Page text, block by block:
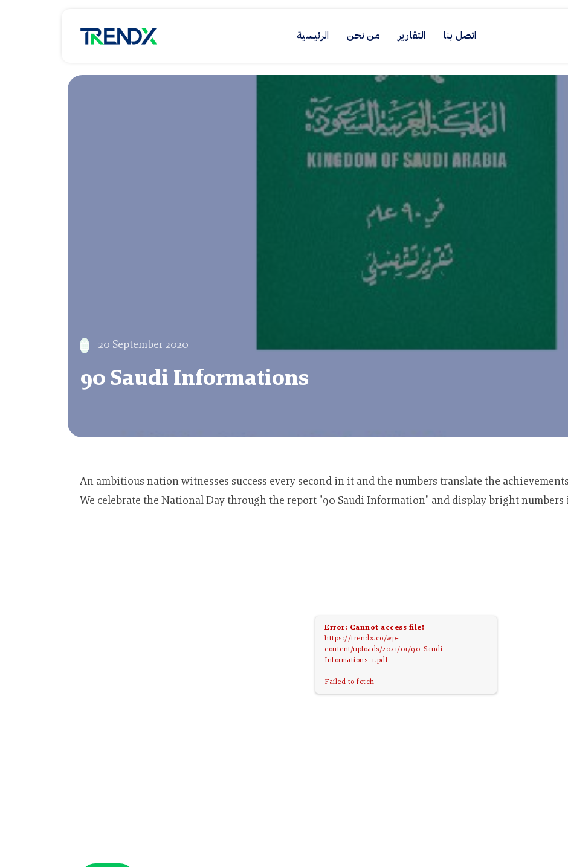
الرئيسية من نحن التقارير اتصل بنا
20 September 2020
90 Saudi Informations
An ambitious nation witnesses success every second in it and the numbers translate the
We celebrate the National Day through the report "90 Saudi Information" and display bright numbers
Error: Cannot access file!
https://trendx.co/wp-
content/uploads/2021/01/90-Saudi-
Informations-1.pdf
Failed to fetch